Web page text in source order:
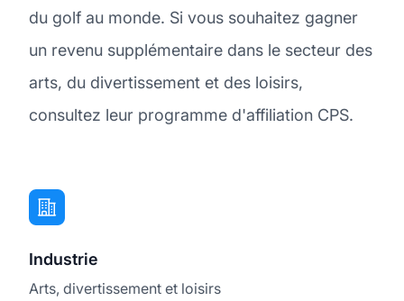
du golf au monde. Si vous souhaitez gagner
un revenu supplémentaire dans le secteur des
arts, du divertissement et des loisirs,
consultez leur programme d'affiliation CPS.
Industrie
Arts, divertissement et loisirs